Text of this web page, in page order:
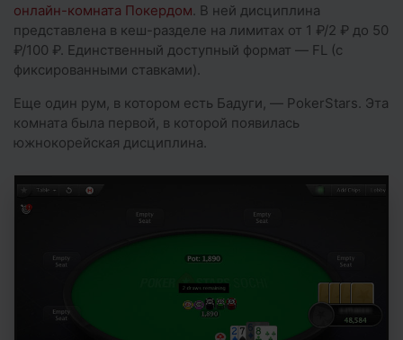
онлайн-комната Покердом. В ней дисциплина
представлена в кеш-разделе на лимитах от 1 ₽/2 ₽ до 50
₽/100 ₽. Единственный доступный формат — FL (с
фиксированными ставками).
Еще один рум, в котором есть Бадуги, — PokerStars. Эта
комната была первой, в которой появилась
южнокорейская дисциплина.